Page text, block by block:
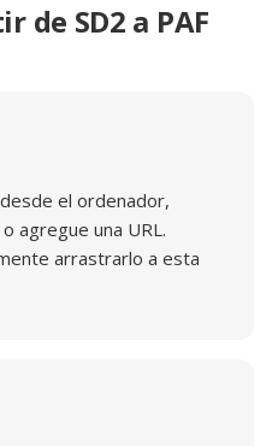
de SD2 a PAF
el ordenador,
agregue una URL.
arrastrarlo a esta